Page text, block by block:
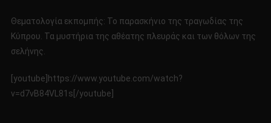
11-
Θεματολογία εκπομπής: Το παρασκήνιο της τραγωδίας της
Κύπρου. Τα μυστήρια της αθέατης πλευράς και των θόλων της
σελήνης.
[youtube]https://www.youtube.com/watch?
v=d7vB84VL81s[/youtube]